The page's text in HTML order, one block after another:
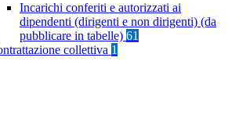
Incarichi conferiti e autorizzati ai
dipendenti (dirigenti e non dirigenti) (da
pubblicare in tabelle) 61
collettiva 1